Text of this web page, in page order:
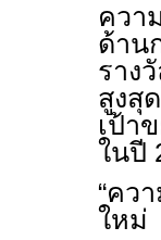
ควา
ด้าน
ราง
สูงสุ
เป้า
ในปี
“คว
ใหม่